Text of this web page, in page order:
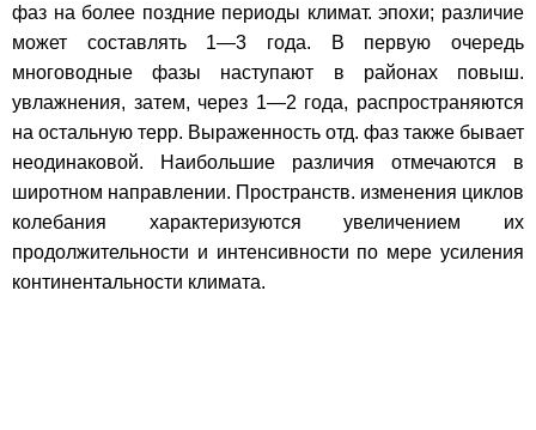
фаз на более поздние периоды климат. эпохи; различие
может составлять 1—3 года. В первую очередь
многоводные фазы наступают в районах повыш.
увлажнения, затем, через 1—2 года, распространяются
на остальную терр. Выраженность отд. фаз также бывает
неодинаковой. Наибольшие различия отмечаются в
широтном направлении. Пространств. изменения циклов
колебания характеризуются увеличением их
продолжительности и интенсивности по мере усиления
континентальности климата.